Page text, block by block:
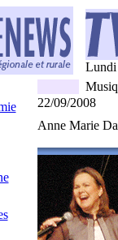
Lundi
22/09/2008
Anne Marie